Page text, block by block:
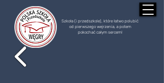
Szkoła (i przedszkole), które łatwo polubić
od pierwszego wejrzenia, a potem
pokochać całym sercem!